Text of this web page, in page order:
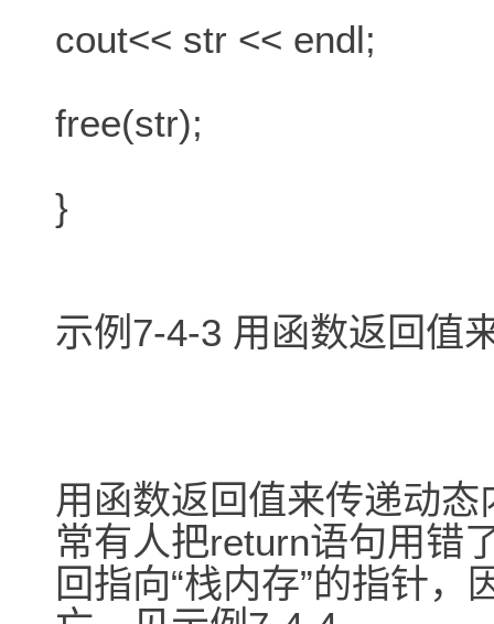
cout<< str << endl;
free(str);
}
示例7-4-3 用函数返回值
用函数返回值来传递动
常有人把return语句用错
回指向“栈内存”的指针